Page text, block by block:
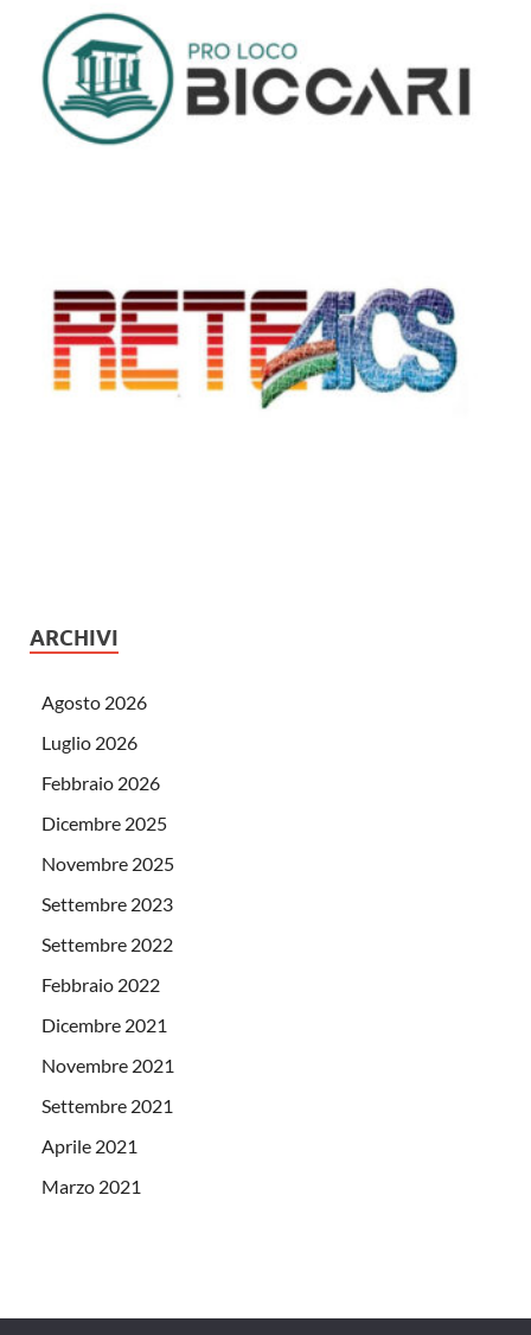
ARCHIVI
Agosto 2026
Luglio 2026
Febbraio 2026
Dicembre 2025
Novembre 2025
Settembre 2023
Settembre 2022
Febbraio 2022
Dicembre 2021
Novembre 2021
Settembre 2021
Aprile 2021
Marzo 2021